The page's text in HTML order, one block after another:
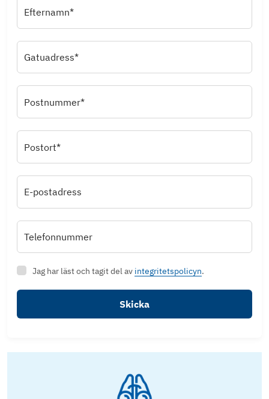
Efternamn*
Gatuadress*
Postnummer*
Postort*
E-postadress
Telefonnummer
Jag har läst och tagit del av integritetspolicyn.
Skicka